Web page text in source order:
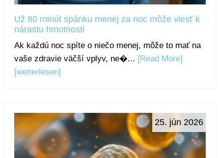
Už 80 minút spánku menej za noc môže viesť k
nárastu hmotnosti
Ak každú noc spíte o niečo menej, môže to mať na
vaše zdravie väčší vplyv, ne�... [Read More]
[weiterlesen]
25. jún 2026